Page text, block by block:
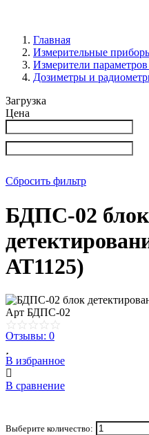
Главная
Измерительные
Измерители
Дозиметры и
Загрузка
Цена
Сбросить фильтр
БДПС-02 блок
АТ1125)
Арт БДПС-02
Отзывы: 0
В избранное
В сравнение
Выберите количество: